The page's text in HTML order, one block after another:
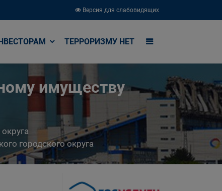
Версия для слабовидящих
ТЕРРОРИЗМУ НЕТ
имуществу
городского округа